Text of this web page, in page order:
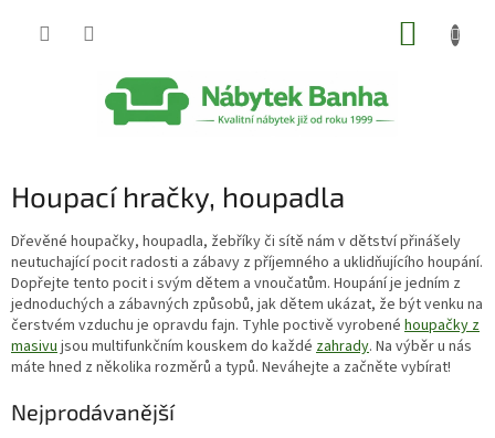
Houpací hračky, houpadla
Dřevěné houpačky, houpadla, žebříky či sítě nám v dětství přinášely
neutuchající pocit radosti a zábavy z příjemného a uklidňujícího houpání.
Dopřejte tento pocit i svým dětem a vnoučatům. Houpání je jedním z
jednoduchých a zábavných způsobů, jak dětem ukázat, že být venku na
čerstvém vzduchu je opravdu fajn. Tyhle poctivě vyrobené houpačky z
masivu jsou multifunkčním kouskem do každé zahrady. Na výběr u nás
máte hned z několika rozměrů a typů. Neváhejte a začněte vybírat!
Nejprodávanější